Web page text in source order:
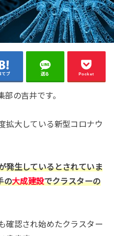
てブ 送る Pocket
の吉井です。
拡大している新型コロナウ
発生しているとされていま
の大成建設でクラスターの
確認され始めたクラスター